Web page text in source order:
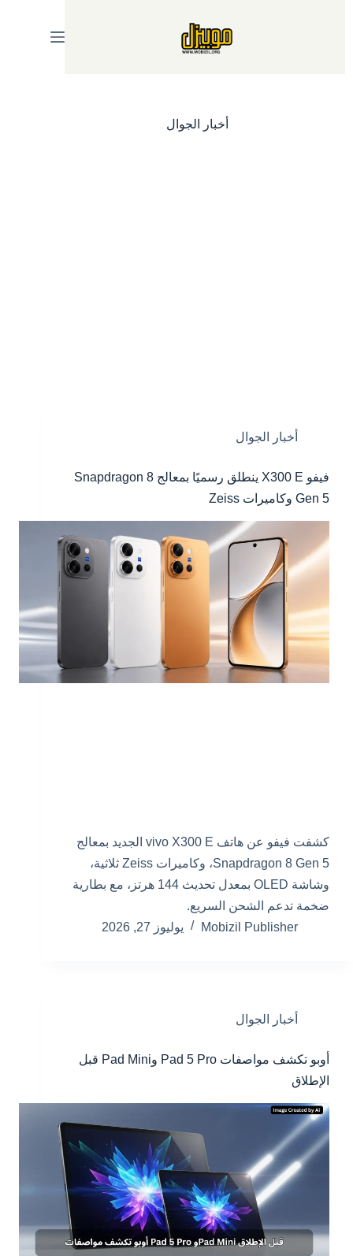
أخبار الجوال
أخبار الجوال
فيفو X300 E ينطلق رسميًا بمعالج Snapdragon 8
Gen 5 وكاميرات Zeiss
كشفت فيفو عن هاتف vivo X300 E الجديد بمعالج
Snapdragon 8 Gen 5، وكاميرات Zeiss ثلاثية،
وشاشة OLED بمعدل تحديث 144 هرتز، مع بطارية
ضخمة تدعم الشحن السريع.
Mobizil Publisher
يوليوز 27, 2026
أخبار الجوال
أوبو تكشف مواصفات Pad 5 Pro وPad Mini قبل
الإطلاق